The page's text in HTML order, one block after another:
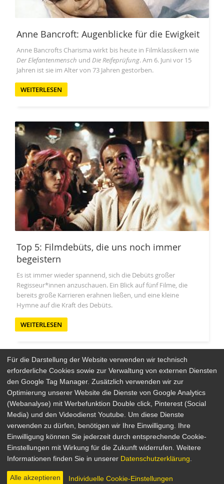
Anne Bancroft: Augenblicke für die Ewigkeit
Anne Bancrofts Charisma wirkt bis heute in Filmklassikern wie
Der Elefantenmensch und Die Reifeprüfung. Am 6. Juni vor 15
Jahren ist sie im Alter von 73 Jahren gestorben.
WEITERLESEN
Top 5: Filmdebüts, die uns noch immer
begeistern
Es ist immer wieder spannend, sich die Debüts großer
Regisseur*innen anzuschauen. Ein Blick auf fünf Filme, die
bereits große Karrieren erahnen ließen, und eine kleine
Hymne auf die Kraft des Debüts.
WEITERLESEN
Arthaus Stores
Social Media
Detailsuche
Newsletter
Über Arthaus
Impressum
Datenschutz
AGB
© 2026 STUDIOCANAL GmbH
Für die Darstellung der Website verwenden wir technisch
erforderliche Cookies sowie zur Verwaltung von externen Diensten
den Google Tag Manager. Zusätzlich verwenden wir zur
Optimierung unserer Website die Dienste von Google Analytics
(Webanalyse) mit Werbefunktion Double click, Pinterest (Social
Media) und den Videodienst Youtube. Um diese Dienste
verwenden zu dürfen, benötigen wir Ihre Einwilligung. Ihre
Einwilligung können Sie jederzeit durch entsprechende Cookie-
Einstellungen mit Wirkung für die Zukunft widerrufen. Weitere
Informationen finden Sie in unserer Datenschutzerklärung
Alle akzeptieren Individuelle Cookie-Einstellungen